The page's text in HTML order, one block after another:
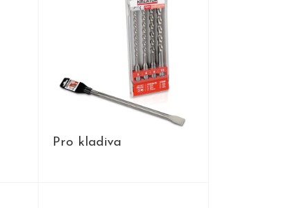
Pro kladiva